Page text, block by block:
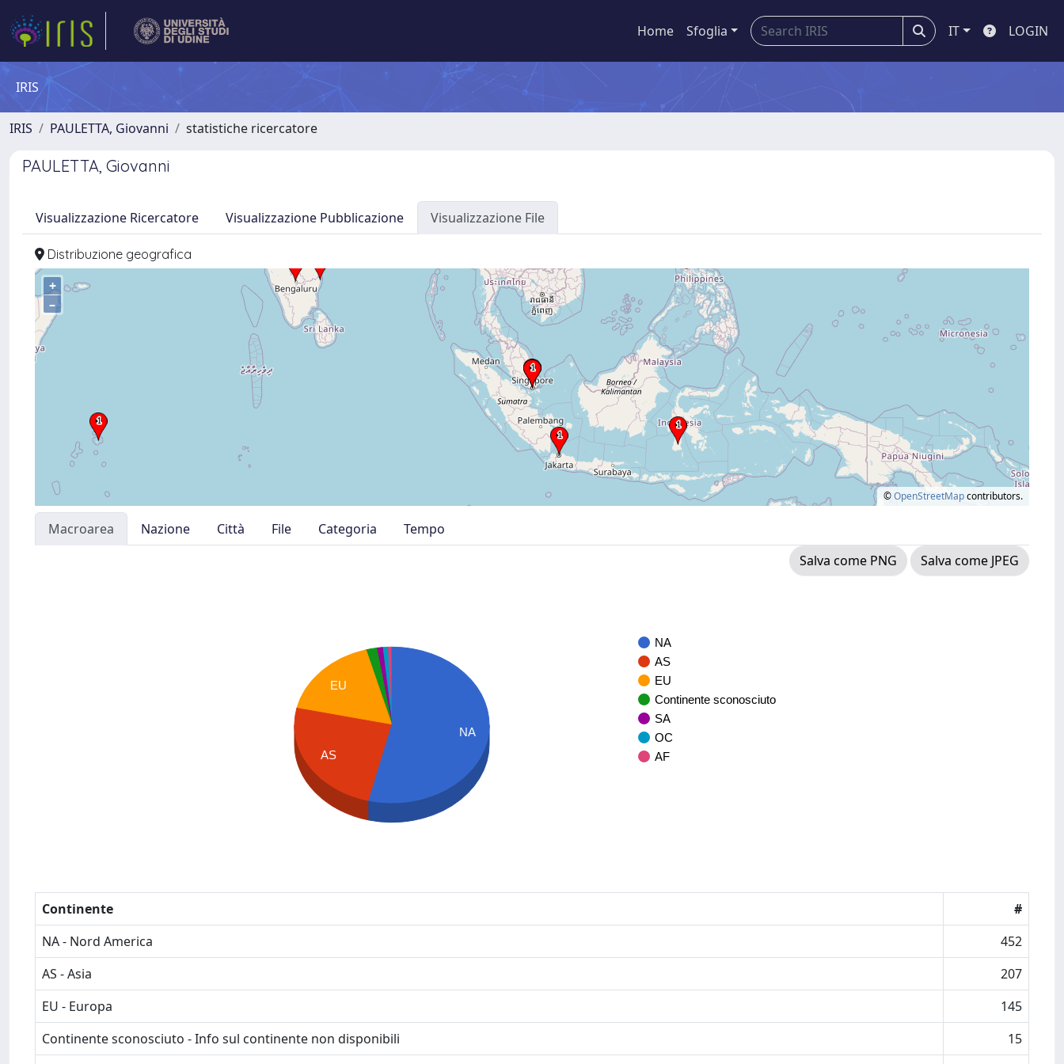
Home Sfoglia IT LOGIN
IRIS
IRIS PAULETTA, Giovanni statistiche ricercatore
PAULETTA, Giovanni
Visualizzazione Ricercatore Visualizzazione Pubblicazione Visualizzazione File
Distribuzione geografica
+
–
©OpenStreetMapcontributors.
Macroarea Nazione Città File Categoria
Tempo
Salva come PNG
Salva come JPEG
NA
AS
EU
Continente sconosciuto
SA
OC
AF
EU
AS
NA
Continente
#
NA - Nord America
452
AS - Asia
207
EU - Europa
145
Continente sconosciuto - Info sul continente non disponibili
15